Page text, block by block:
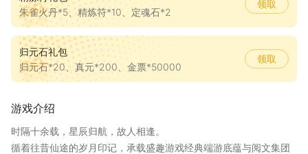
朱雀火丹*5、精炼符*10、定魂石*2
领取
归元石礼包
归元石*20、真元*200、金票*50000
领取
游戏介绍
时隔十余载，星辰归航，故人相逢。
循着往昔仙途的岁月印记，承载盛趣游戏经典端游底蕴与阅文集团